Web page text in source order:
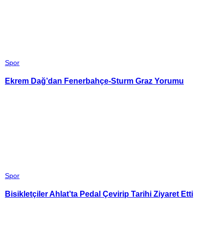
Spor
Ekrem Dağ’dan Fenerbahçe-Sturm Graz Yorumu
Spor
Bisikletçiler Ahlat’ta Pedal Çevirip Tarihi Ziyaret Etti